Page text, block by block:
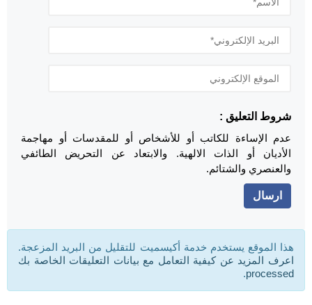
شروط التعليق :
عدم الإساءة للكاتب أو للأشخاص أو للمقدسات أو مهاجمة
الأديان أو الذات الالهية. والابتعاد عن التحريض الطائفي
والعنصري والشتائم.
هذا الموقع يستخدم خدمة أكيسميت للتقليل من البريد المزعجة.
اعرف المزيد عن كيفية التعامل مع بيانات التعليقات الخاصة بك
processed
.